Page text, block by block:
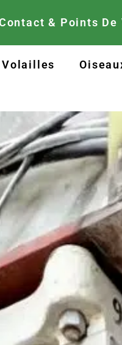
& Points De
Volailles